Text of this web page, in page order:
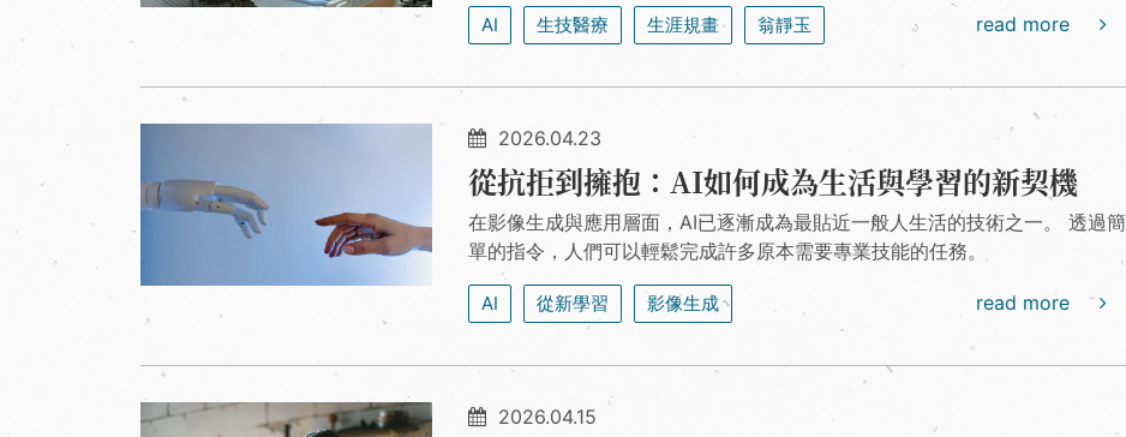
AI 生技醫療 生涯規畫 翁靜玉 read more
2026.04.23
從抗拒到擁抱：AI如何成為生活與學習的新契機
在影像生成與應用層面，AI已逐漸成為最貼近一般人生活的技術之一。 透過簡
單的指令，人們可以輕鬆完成許多原本需要專業技能的任務。
AI 從新學習 影像生成 read more
2026.04.15